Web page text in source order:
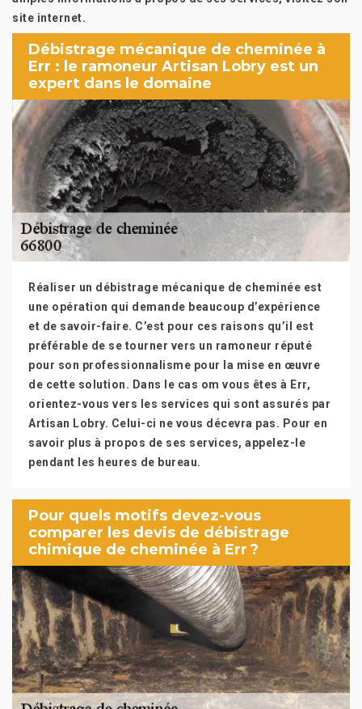
site internet.
Débistrage mécanique de cheminée à
Err : le ramoneur Artisan Lobry est un
expert dans le domaine
Réaliser un débistrage mécanique de cheminée est
une opération qui demande beaucoup d’expérience
et de savoir-faire. C’est pour ces raisons qu’il est
préférable de se tourner vers un ramoneur réputé
pour son professionnalisme pour la mise en œuvre
de cette solution. Dans le cas om vous êtes à Err,
orientez-vous vers les services qui sont assurés par
Artisan Lobry. Celui-ci ne vous décevra pas. Pour en
savoir plus à propos de ses services, appelez-le
pendant les heures de bureau.
Pour quels motifs devez-vous
comparer les devis de débistrage
chimique de cheminée à Err ?